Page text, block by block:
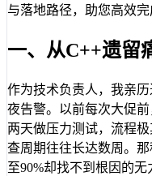
与落地路径，助您高效完
一、从C++遗留
作为技术负责人，我亲
夜告警。以前每次大促
两天做压力测试，流程
查周期往往长达数周。
至90%却找不到根因的